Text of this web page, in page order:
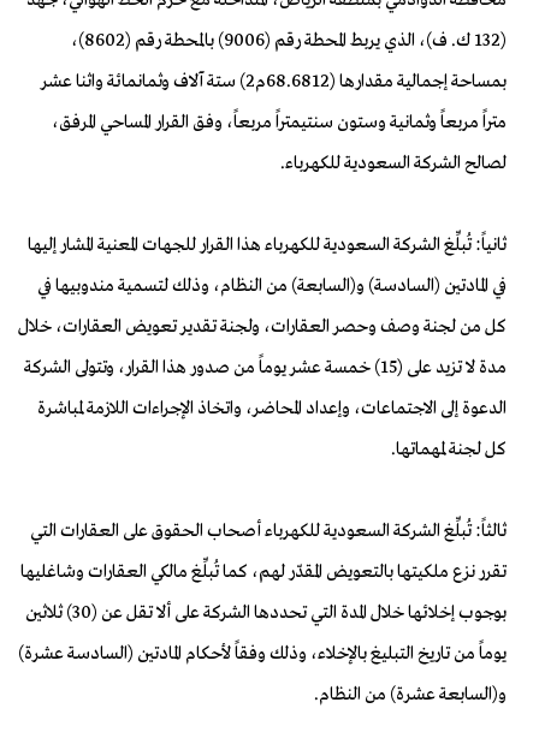
(132 ك. ف)، الذي يربط المحطة رقم (9006) بالمحطة رقم (8602)،
بمساحة إجمالية مقدارها (68.6812م2) ستة آلاف وثمانمائة واثنا عشر
متراً مربعاً وثمانية وستون سنتيمتراً مربعاً، وفق القرار المساحي المرفق،
لصالح الشركة السعودية للكهرباء.
ثانياً: تُبلِّغ الشركة السعودية للكهرباء هذا القرار للجهات المعنية المشار إليها
في المادتين (السادسة) و(السابعة) من النظام، وذلك لتسمية مندوبيها في
كل من لجنة وصف وحصر العقارات، ولجنة تقدير تعويض العقارات، خلال
مدة لا تزيد على (15) خمسة عشر يوماً من صدور هذا القرار، وتتولى الشركة
الدعوة إلى الاجتماعات، وإعداد المحاضر، واتخاذ الإجراءات اللازمة لمباشرة
كل لجنة لمهماتها.
ثالثاً: تُبلِّغ الشركة السعودية للكهرباء أصحاب الحقوق على العقارات التي
تقرر نزع ملكيتها بالتعويض المقدّر لهم، كما تُبلِّغ مالكي العقارات وشاغليها
بوجوب إخلائها خلال المدة التي تحددها الشركة على ألا تقل عن (30) ثلاثين
يوماً من تاريخ التبليغ بالإخلاء، وذلك وفقاً لأحكام المادتين (السادسة عشرة)
و(السابعة عشرة) من النظام.